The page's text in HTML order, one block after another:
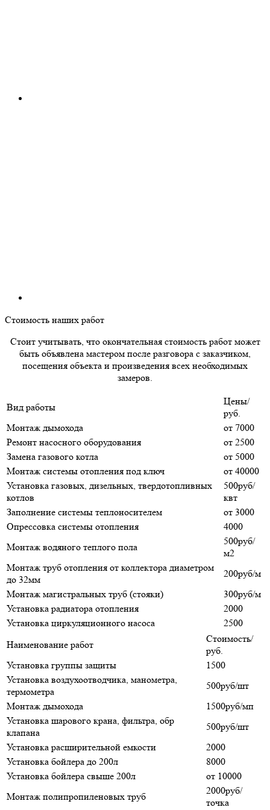
Стоимость наших работ
Стоит учитывать, что окончательная стоимость работ может
быть объявлена мастером после разговора с заказчиком,
посещения объекта и произведения всех необходимых
замеров.
Вид работы
Цены/
руб.
Монтаж дымохода
от 7000
Ремонт насосного оборудования
от 2500
Замена газового котла
от 5000
Монтаж системы отопления под ключ
от 40000
Установка газовых, дизельных, твердотопливных
котлов
500руб/
квт
Заполнение системы теплоносителем
от 3000
Опрессовка системы отопления
4000
Монтаж водяного теплого пола
500руб/
м2
Монтаж труб отопления от коллектора диаметром
до 32мм
200руб/м
Монтаж магистральных труб (стояки)
300руб/м
Установка радиатора отопления
2000
Установка циркуляционного насоса
2500
Наименование работ
Стоимость/
руб.
Установка группы защиты
1500
Установка воздухоотводчика, манометра,
термометра
500руб/шт
Монтаж дымохода
1500руб/мп
Установка шарового крана, фильтра, обр
клапана
500руб/шт
Установка расширительной емкости
2000
Установка бойлера до 200л
8000
Установка бойлера свыше 200л
от 10000
Монтаж полипропиленовых труб
2000руб/
точка